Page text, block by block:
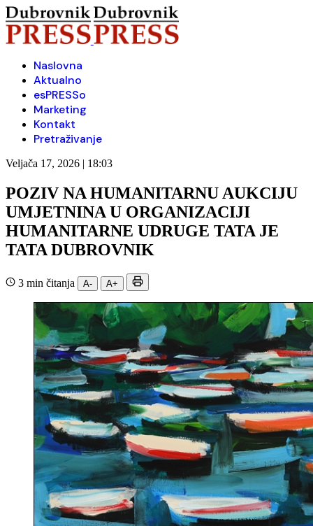
Naslovna
Aktualno
esPRESSo
Marketing
Kontakt
Pretraživanje
Veljača 17, 2026 | 18:03
POZIV NA HUMANITARNU AUKCIJU
UMJETNINA U ORGANIZACIJI
HUMANITARNE UDRUGE TATA JE
TATA DUBROVNIK
3 min čitanja A- A+